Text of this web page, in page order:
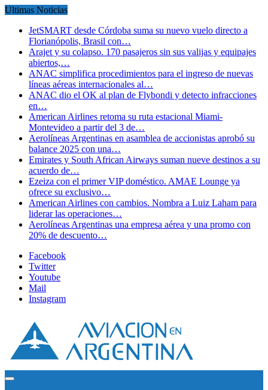
Ultimas Noticias
JetSMART desde Córdoba suma su nuevo vuelo directo a
Florianópolis, Brasil con…
Arajet y su colapso. 170 pasajeros sin sus valijas y equipajes
abiertos,…
ANAC simplifica procedimientos para el ingreso de nuevas
líneas aéreas internacionales al…
ANAC dio el OK al plan de Flybondi y detecto infracciones
en…
American Airlines retoma su ruta estacional Miami-
Montevideo a partir del 3 de…
Aerolíneas Argentinas en asamblea de accionistas aprobó su
balance 2025 con una…
Emirates y South African Airways suman nueve destinos a su
acuerdo de…
Ezeiza con el primer VIP doméstico. AMAE Lounge ya
ofrece su exclusivo…
American Airlines con cambios. Nombra a Luiz Laham para
liderar las operaciones…
Aerolíneas Argentinas una empresa aérea y una promo con
20% de descuento…
Facebook
Twitter
Youtube
Mail
Instagram